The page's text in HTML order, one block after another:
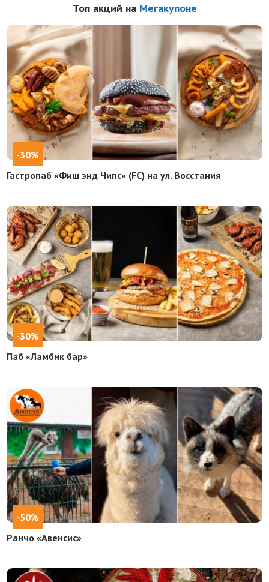
Топ акций на Мегакупоне
-30%
Гастропаб «Фиш энд Чипс» (FC) на ул. Восстания
-30%
Паб «Ламбик бар»
-50%
Ранчо «Авенсис»